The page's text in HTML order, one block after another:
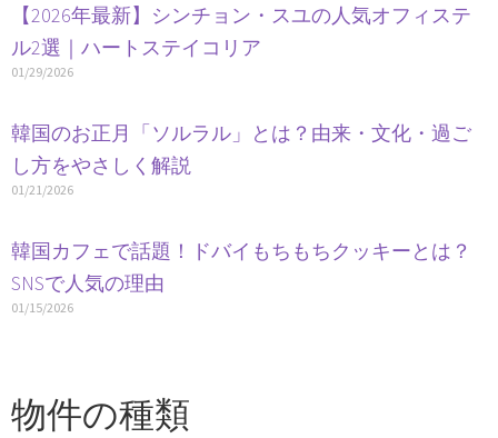
【2026年最新】シンチョン・スユの人気オフィステ
ル2選｜ハートステイコリア
01/29/2026
韓国のお正月「ソルラル」とは？由来・文化・過ご
し方をやさしく解説
01/21/2026
韓国カフェで話題！ドバイもちもちクッキーとは？
SNSで人気の理由
01/15/2026
物件の種類